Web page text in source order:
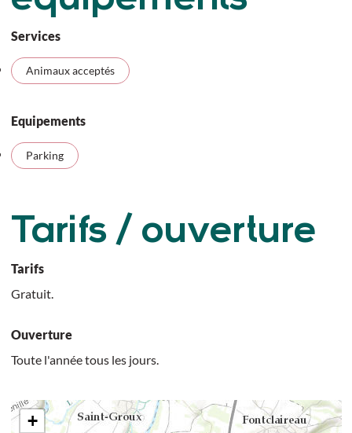
Services
Animaux acceptés
Equipements
Parking
Tarifs / ouverture
Tarifs
Gratuit.
Ouverture
Toute l'année tous les jours.
+